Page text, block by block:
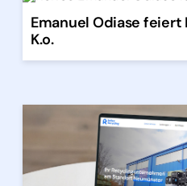
Emanuel Odiase
K.o.